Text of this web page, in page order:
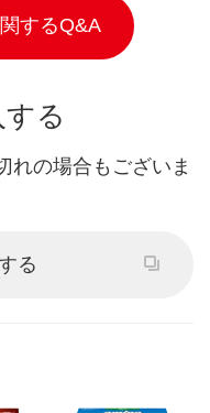
するQ&A
る
れの場合もございま
る